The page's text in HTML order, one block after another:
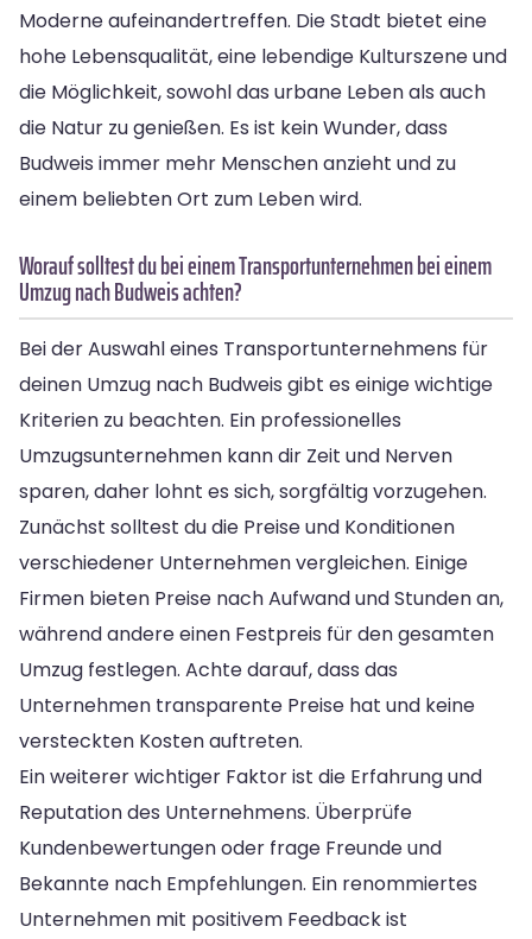
Moderne aufeinandertreffen. Die Stadt bietet eine
hohe Lebensqualität, eine lebendige Kulturszene und
die Möglichkeit, sowohl das urbane Leben als auch
die Natur zu genießen. Es ist kein Wunder, dass
Budweis immer mehr Menschen anzieht und zu
einem beliebten Ort zum Leben wird.
Worauf solltest du bei einem Transportunternehmen bei einem
Umzug nach Budweis achten?
Bei der Auswahl eines Transportunternehmens für
deinen Umzug nach Budweis gibt es einige wichtige
Kriterien zu beachten. Ein professionelles
Umzugsunternehmen kann dir Zeit und Nerven
sparen, daher lohnt es sich, sorgfältig vorzugehen.
Zunächst solltest du die Preise und Konditionen
verschiedener Unternehmen vergleichen. Einige
Firmen bieten Preise nach Aufwand und Stunden an,
während andere einen Festpreis für den gesamten
Umzug festlegen. Achte darauf, dass das
Unternehmen transparente Preise hat und keine
versteckten Kosten auftreten.
Ein weiterer wichtiger Faktor ist die Erfahrung und
Reputation des Unternehmens. Überprüfe
Kundenbewertungen oder frage Freunde und
Bekannte nach Empfehlungen. Ein renommiertes
Unternehmen mit positivem Feedback ist